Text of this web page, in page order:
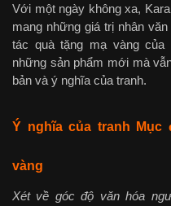
Với một ngày không xa,
mang những giá trị nhân
tác quà tặng mạ vàng
những sản phẩm mới mà
bản và ý nghĩa của tranh.
Ý nghĩa của tranh Mục
vàng
Xét về góc độ văn hóa